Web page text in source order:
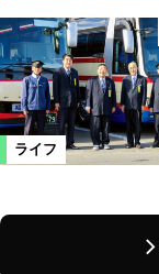
ライフ